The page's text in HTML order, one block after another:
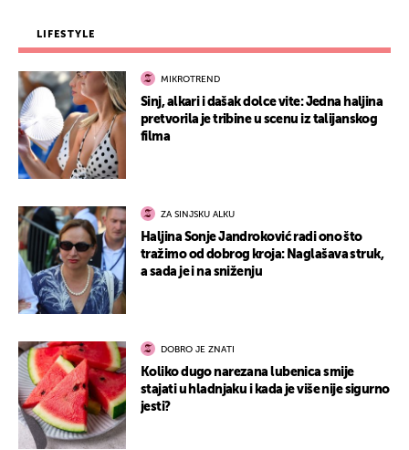
LIFESTYLE
MIKROTREND
Sinj, alkari i dašak dolce vite: Jedna haljina
pretvorila je tribine u scenu iz talijanskog
filma
ZA SINJSKU ALKU
Haljina Sonje Jandroković radi ono što
tražimo od dobrog kroja: Naglašava struk,
a sada je i na sniženju
DOBRO JE ZNATI
Koliko dugo narezana lubenica smije
stajati u hladnjaku i kada je više nije sigurno
jesti?